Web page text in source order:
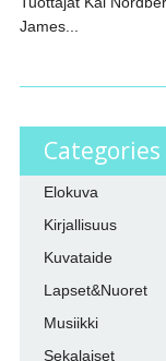
James...
Categories
Elokuva
Kirjallisuus
Kuvataide
Lapset&Nuoret
Musiikki
Sekalaiset